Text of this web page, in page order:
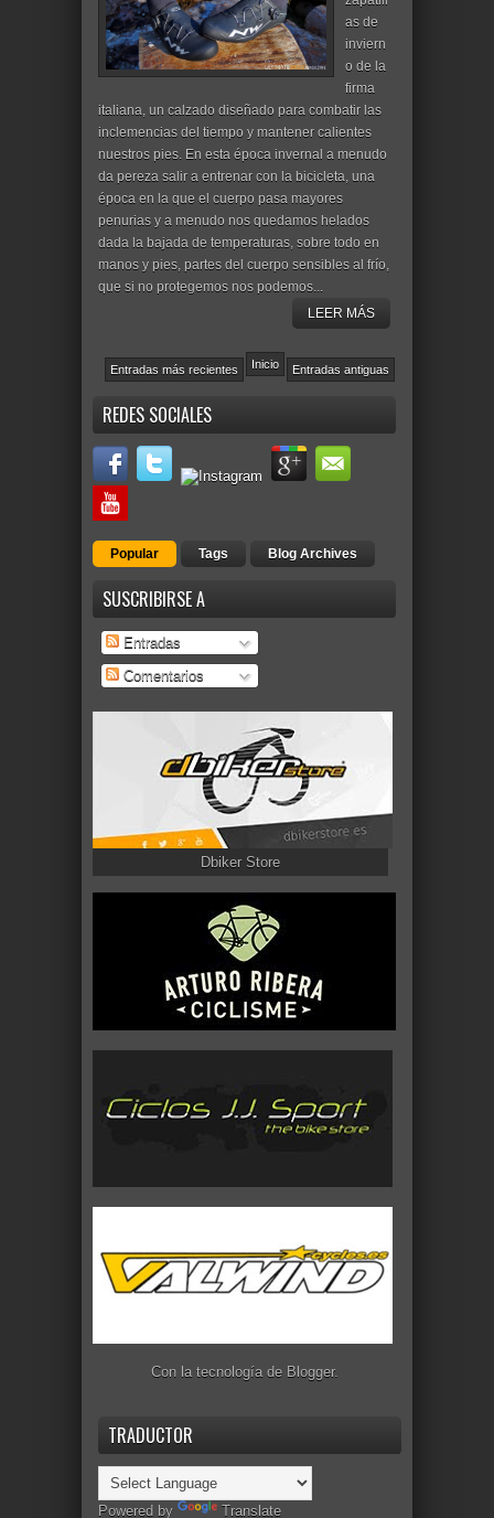
as de
inviern
o de la
firma
italiana, un calzado diseñado para combatir las
inclemencias del tiempo y mantener calientes
nuestros pies. En esta época invernal a menudo
da pereza salir a entrenar con la bicicleta, una
época en la que el cuerpo pasa mayores
penurias y a menudo nos quedamos helados
dada la bajada de temperaturas, sobre todo en
manos y pies, partes del cuerpo sensibles al frío,
que si no protegemos nos podemos...
LEER MÁS
Entradas más recientes Entradas antiguas
Inicio
REDES SOCIALES
Popular Tags Blog Archives
SUSCRIBIRSE A
Entradas
Comentarios
Dbiker Store
Con la tecnología de Blogger.
TRADUCTOR
Powered by Translate